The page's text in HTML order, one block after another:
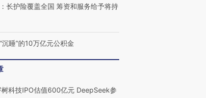
链博
接产
有意思的生活方式·第三对
住三大增长引擎是什么？
： 长护险覆盖全国 筹资和服务给予将持
“沉睡”的10万亿元公积金
树科技IPO估值600亿元 DeepSeek参